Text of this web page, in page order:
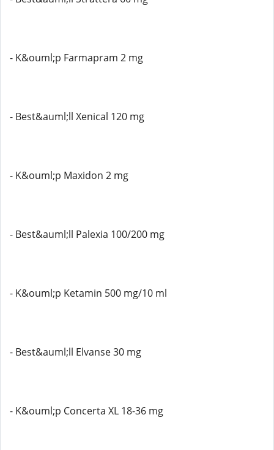
- K&ouml;p Farmapram 2 mg
- Best&auml;ll Xenical 120 mg
- K&ouml;p Maxidon 2 mg
- Best&auml;ll Palexia 100/200 mg
- K&ouml;p Ketamin 500 mg/10 ml
- Best&auml;ll Elvanse 30 mg
- K&ouml;p Concerta XL 18-36 mg